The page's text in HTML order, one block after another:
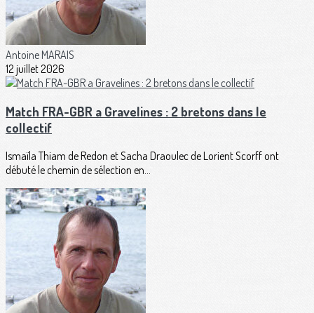
Antoine MARAIS
12 juillet 2026
Match FRA-GBR a Gravelines : 2 bretons dans le
collectif
Ismaïla Thiam de Redon et Sacha Draoulec de Lorient Scorff ont
débuté le chemin de sélection en...